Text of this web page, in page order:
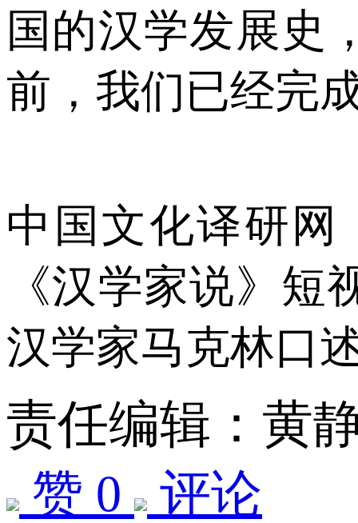
国的汉学发展史
前，我们已经完
中国文化译研网
《汉学家说》
汉学家马克林口
责任编辑：黄
赞 0
评论